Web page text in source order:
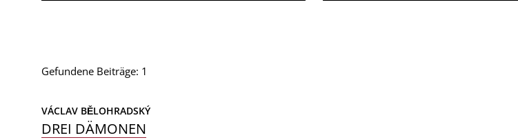
Gefundene Beiträge: 1
VÁCLAV BĚLOHRADSKÝ
DREI DÄMONEN